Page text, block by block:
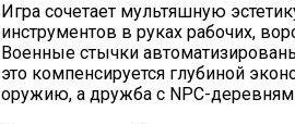
Игра сочетает мультяшную
инструментов в руках рабочих,
Военные стычки
это компенсируется глубиной
оружию, а дружба с NPC-